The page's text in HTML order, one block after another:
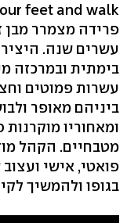
פרידה מצמרר מבן
עשרים שנה.
בימתית ובמרכזה
עשרות פמוטים
ביניהם מאופר
ומאחוריו
מטבחיים. הקהל
פואטי, אישי
בגופו ולהמשיך